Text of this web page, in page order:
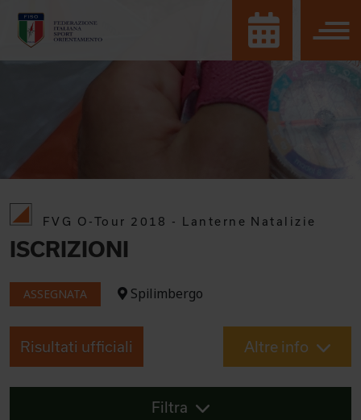
FVG O-Tour 2018 - Lanterne Natalizie
ISCRIZIONI
ASSEGNATA Spilimbergo
Risultati ufficiali Altre info
Filtra